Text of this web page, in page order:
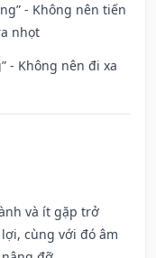
- Không nên tiến
nhọt
- Không nên đi xa
và ít gặp trở
cùng với đó âm